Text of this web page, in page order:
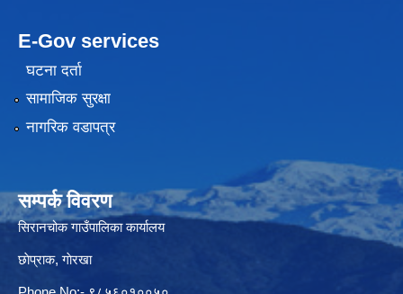
E-Gov services
घटना दर्ता
सामाजिक सुरक्षा
नागरिक वडापत्र
सम्पर्क विवरण
सिरानचोक गाउँपालिका कार्यालय
छाेप्राक, गाेरखा